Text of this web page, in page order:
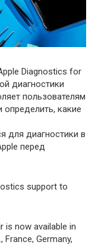
Diagnostics for
диагностики
пользователям
определить, какие
для диагностики в
перед
support to
is now available in
France, Germany,